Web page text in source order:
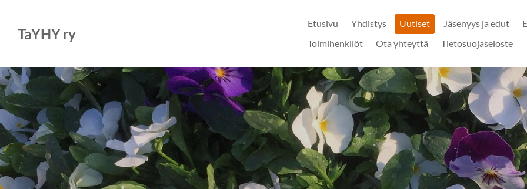
sivun
TaYHY ry
Etusivu Yhdistys Uutiset Jäsenyys ja edut
Toimihenkilöt
Ota yhteyttä Tietosuojaseloste